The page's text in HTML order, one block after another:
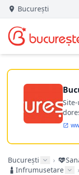
București
București ›
Infrumusetare
›